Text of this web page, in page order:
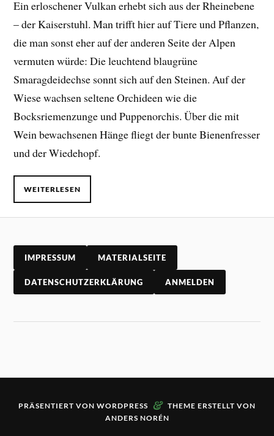
Ein erloschener Vulkan erhebt sich aus der Rheinebene
– der Kaiserstuhl. Man trifft hier auf Tiere und Pflanzen,
die man sonst eher auf der anderen Seite der Alpen
vermuten würde: Die leuchtend blaugrüne
Smaragdeidechse sonnt sich auf den Steinen. Auf der
Wiese wachsen seltene Orchideen wie die
Bocksriemenzunge und Puppenorchis. Über die mit
Wein bewachsenen Hänge fliegt der bunte Bienenfresser
und der Wiedehopf.
WEITERLESEN
IMPRESSUM MATERIALSEITE
DATENSCHUTZERKLÄRUNG ANMELDEN
PRÄSENTIERT VON WORDPRESS & THEME ERSTELLT VON
ANDERS NORÉN